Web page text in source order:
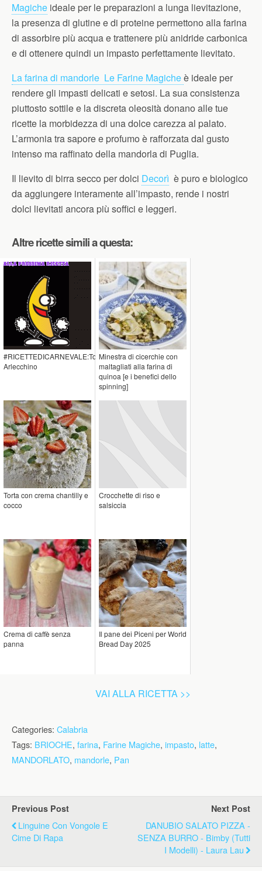
Magiche ideale per le preparazioni a lunga lievitazione,
la presenza di glutine e di proteine permettono alla farina
di assorbire più acqua e trattenere più anidride carbonica
e di ottenere quindi un impasto perfettamente lievitato.
La farina di mandorle Le Farine Magicheè ideale per
rendere gli impasti delicati e setosi. La sua consistenza
piuttosto sottile e la discreta oleosità donano alle tue
ricette la morbidezza di una dolce carezza al palato.
L’armonia tra sapore e profumo è rafforzata dal gusto
intenso ma raffinato della mandorla di Puglia.
Il lievito di birra secco per dolci Decorì è puro e biologico
da aggiungere interamente all’impasto, rende i nostri
dolci lievitati ancora più soffici e leggeri.
Altre ricette simili a questa:
#RICETTEDICARNEVALE:Torta
Arlecchino
Minestra di cicerchie con
maltagliati alla farina di
quinoa [e i benefici dello
spinning]
Torta con crema chantilly e
cocco
Crocchette di riso e
salsiccia
Crema di caffè senza
panna
Il pane dei Piceni per World
Bread Day 2025
VAI ALLA RICETTA >>
Categories: Calabria
Tags: BRIOCHE, farina, Farine Magiche, impasto, latte,
MANDORLATO, mandorle, Pan
Previous Post
Linguine Con Vongole E
Cime Di Rapa
Next Post
DANUBIO SALATO PIZZA -
SENZA BURRO - Bimby (tutti
I Modelli) - Laura Lau